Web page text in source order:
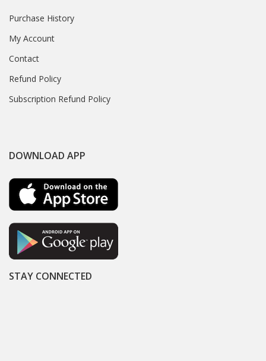
Purchase History
My Account
Contact
Refund Policy
Subscription Refund Policy
DOWNLOAD APP
STAY CONNECTED